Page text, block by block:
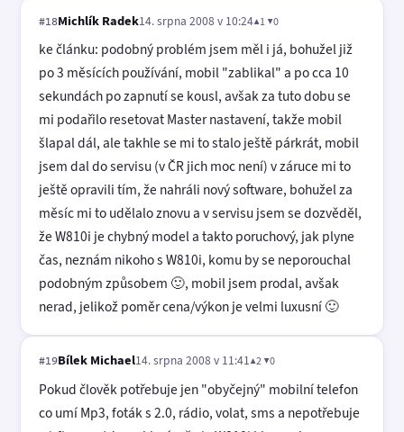
#18Michlík Radek14. srpna 2008 v 10:24▲1 ▼0
ke článku: podobný problém jsem měl i já, bohužel již
po 3 měsících používání, mobil "zablikal" a po cca 10
sekundách po zapnutí se kousl, avšak za tuto dobu se
mi podařilo resetovat Master nastavení, takže mobil
šlapal dál, ale takhle se mi to stalo ještě párkrát, mobil
jsem dal do servisu (v ČR jich moc není) v záruce mi to
ještě opravili tím, že nahráli nový software, bohužel za
měsíc mi to udělalo znovu a v servisu jsem se dozvěděl,
že W810i je chybný model a takto poruchový, jak plyne
čas, neznám nikoho s W810i, komu by se neporouchal
podobným způsobem 🙂, mobil jsem prodal, avšak
nerad, jelikož poměr cena/výkon je velmi luxusní 🙂
#19Bílek Michael14. srpna 2008 v 11:41▲2 ▼0
Pokud člověk potřebuje jen "obyčejný" mobilní telefon
co umí Mp3, foták s 2.0, rádio, volat, sms a nepotřebuje